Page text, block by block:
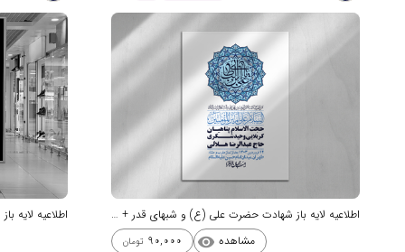
اطلاعیه لایه باز شهادت حضرت علی (ع) و شبهای قدر + استوری شبکه های اجتم
مشاهده visibility
90,000 تومان